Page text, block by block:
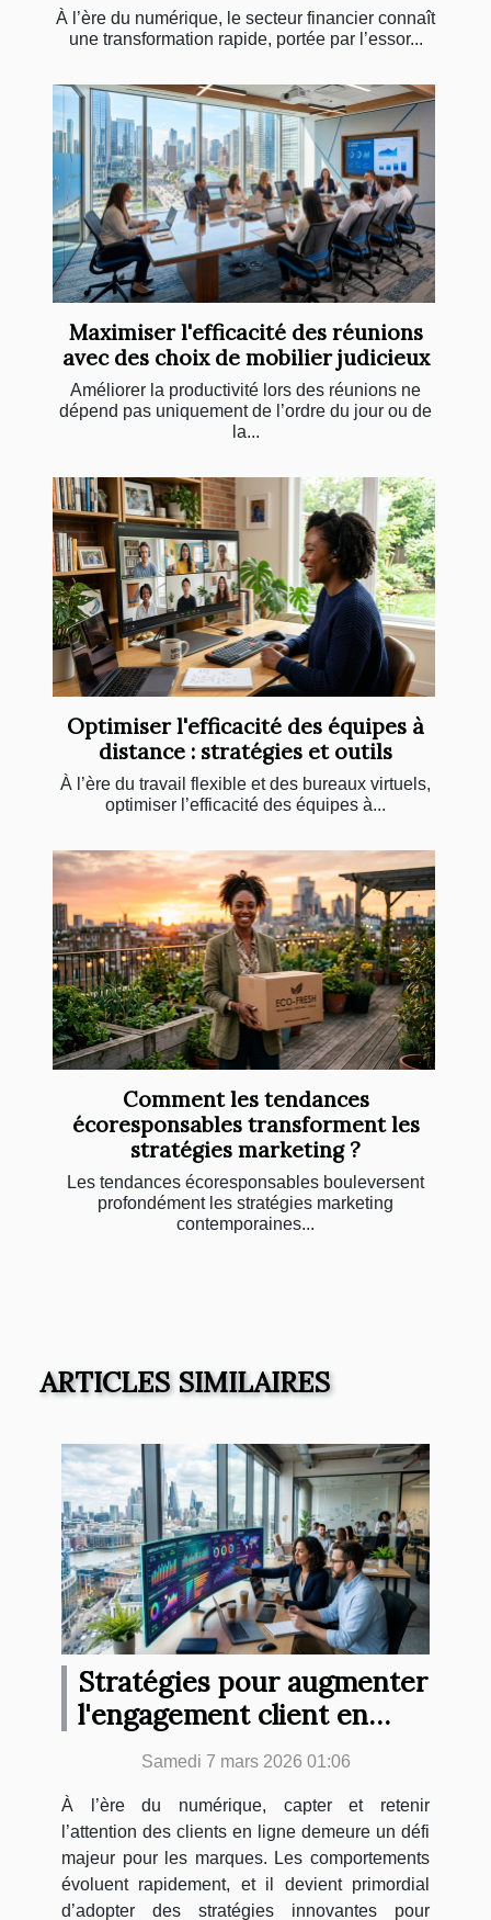
À l’ère du numérique, le secteur financier connaît
une transformation rapide, portée par l’essor...
Maximiser l'efficacité des réunions
avec des choix de mobilier judicieux
Améliorer la productivité lors des réunions ne
dépend pas uniquement de l’ordre du jour ou de
la...
Optimiser l'efficacité des équipes à
distance : stratégies et outils
À l’ère du travail flexible et des bureaux virtuels,
optimiser l’efficacité des équipes à...
Comment les tendances
écoresponsables transforment les
stratégies marketing ?
Les tendances écoresponsables bouleversent
profondément les stratégies marketing
contemporaines...
ARTICLES SIMILAIRES
Stratégies pour augmenter
l'engagement client en
ligne en 2026
Samedi 7 mars 2026 01:06
À l’ère du numérique, capter et retenir
l’attention des clients en ligne demeure un défi
majeur pour les marques. Les comportements
évoluent rapidement, et il devient primordial
d’adopter des stratégies innovantes pour